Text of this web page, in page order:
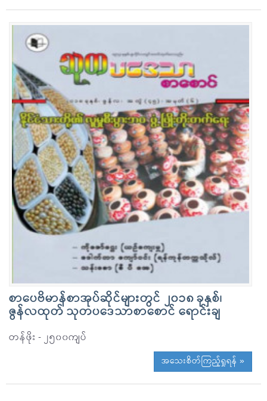
စာပေဗိမာန်စာအုပ်ဆိုင်များတွင် ၂၀၁၈ ခုနှစ်၊
ဇွန်လထုတ် သုတပဒေသာစာစောင် ရောင်းချ
တန်ဖိုး - ၂၅၀၀ကျပ်
အသေးစိတ်ကြည့်ရှုရန် »